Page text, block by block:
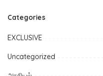
Categories
EXCLUSIVE
Uncategorized